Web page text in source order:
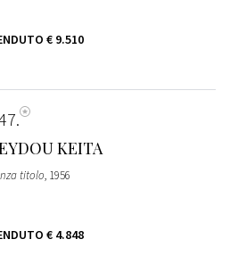
€ 9.510
KEITA
titolo, 1956
€ 4.848